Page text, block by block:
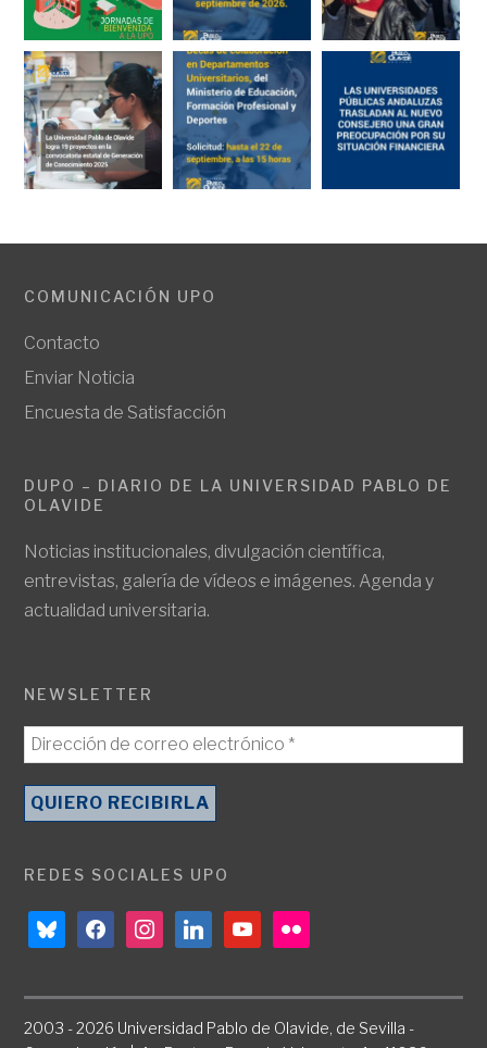
COMUNICACIÓN UPO
Contacto
Enviar Noticia
Encuesta de Satisfacción
DUPO – DIARIO DE LA UNIVERSIDAD PABLO DE
OLAVIDE
Noticias institucionales, divulgación científica,
entrevistas, galería de vídeos e imágenes. Agenda y
actualidad universitaria.
NEWSLETTER
REDES SOCIALES UPO
blueskyfacebookinstagramlinkedinyoutubeflickr
2003 - 2026 Universidad Pablo de Olavide, de Sevilla -